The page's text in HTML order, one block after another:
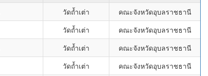
วัดถ้ำเต่า
คณะจังหวัดอุบลราชธานี
วัดถ้ำเต่า
คณะจังหวัดอุบลราชธานี
วัดถ้ำเต่า
คณะจังหวัดอุบลราชธานี
วัดถ้ำเต่า
คณะจังหวัดอุบลราชธานี